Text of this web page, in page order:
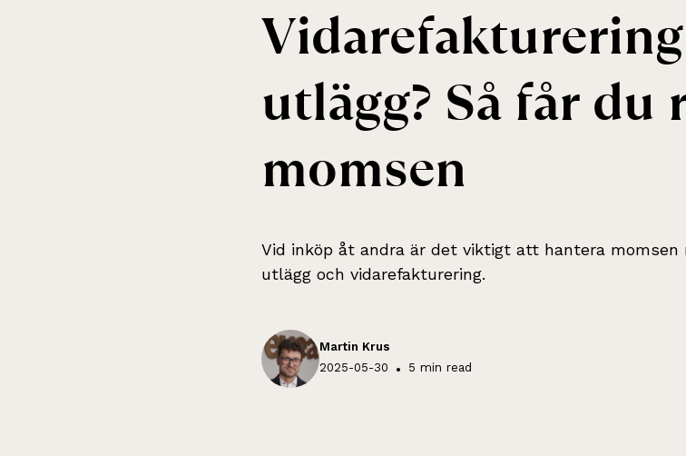
Vidarefakturering
utlägg? Så får du
momsen
Vid inköp åt andra är det viktigt att hantera
utlägg och vidarefakturering.
Martin Krus
2025-05-30
• 5 min read